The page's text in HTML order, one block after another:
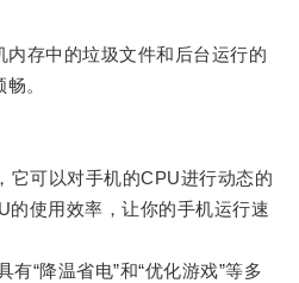
存中的垃圾文件和后台运行的
。
可以对手机的CPU进行动态的
的使用效率，让你的手机运行速
“降温省电”和“优化游戏”等多